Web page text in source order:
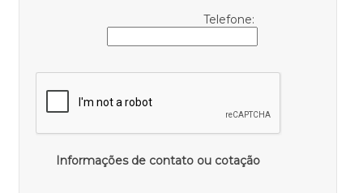
Telefone:
Informações de contato ou cotação